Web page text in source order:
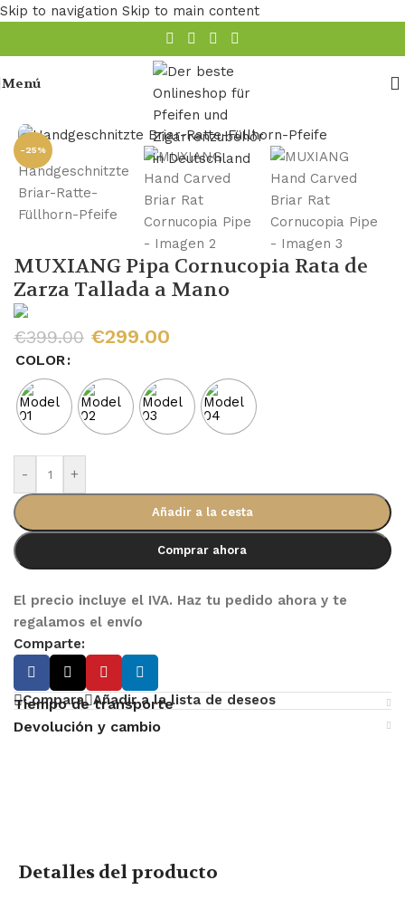
Skip to navigation Skip to main content
Menú
-25%
MUXIANG Pipa Cornucopia Rata de
Zarza Tallada a Mano
€399.00 €299.00
COLOR
- +
Añadir a la cesta
Comprar ahora
El precio incluye el IVA. Haz tu pedido ahora y te
regalamos el envío
Comparte:
Compara Añadir a la lista de deseos
Tiempo de transporte
Devolución y cambio
Detalles del producto